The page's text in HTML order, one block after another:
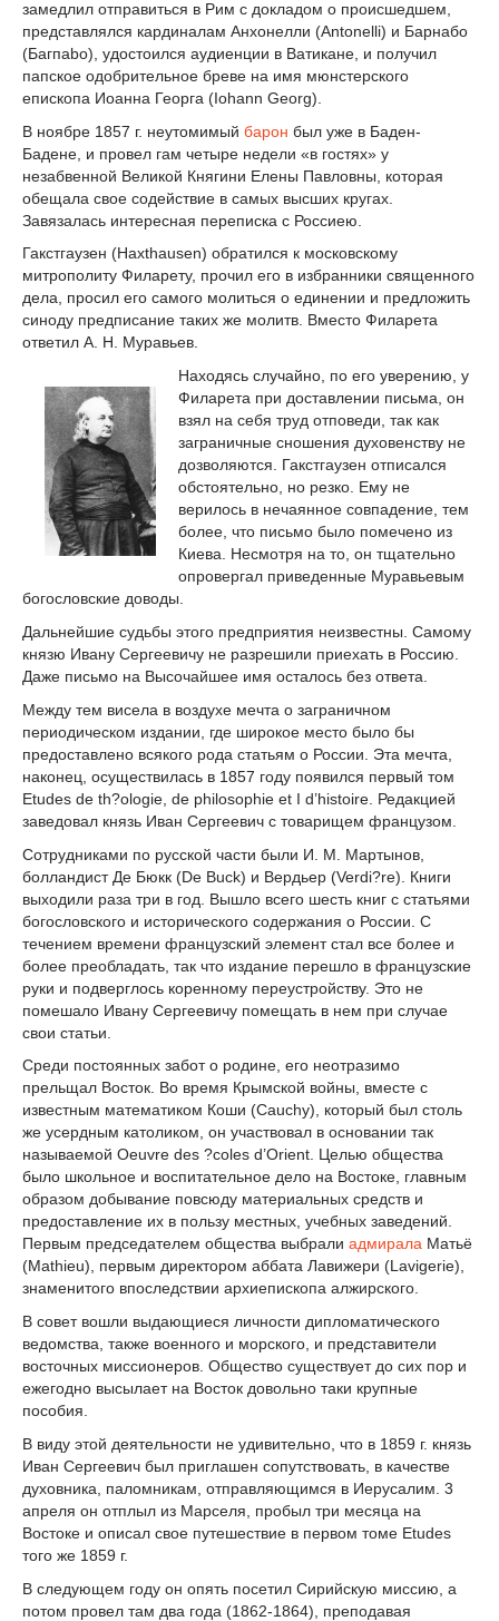
замедлил отправиться в Рим с докладом о происшедшем,
представлялся кардиналам Анхонелли (Antonelli) и Барнабо
(Багпаbо), удостоился аудиенции в Ватикане, и получил
папское одобрительное бреве на имя мюнстерского
епископа Иоанна Георга (Iohann Georg).
В ноябре 1857 г. неутомимый барон был уже в Баден-
Бадене, и провел гам четыре недели «в гостях» у
незабвенной Великой Княгини Елены Павловны, которая
обещала свое содействие в самых высших кругах.
Завязалась интересная переписка с Россиею.
Гакстгаузен (Haxthausen) обратился к московскому
митрополиту Филарету, прочил его в избранники священного
дела, просил его самого молиться о единении и предложить
синоду предписание таких же молитв. Вместо Филарета
ответил А. Н. Муравьев.
Находясь случайно, по его уверению, у
Филарета при доставлении письма, он
взял на себя труд отповеди, так как
заграничные сношения духовенству не
дозволяются. Гакстгаузен отписался
обстоятельно, но резко. Ему не
верилось в нечаянное совпадение, тем
более, что письмо было помечено из
Киева. Несмотря на то, он тщательно
опровергал приведенные Муравьевым
богословские доводы.
Дальнейшие судьбы этого предприятия неизвестны. Самому
князю Ивану Сергеевичу не разрешили приехать в Россию.
Даже письмо на Высочайшее имя осталось без ответа.
Между тем висела в воздухе мечта о заграничном
периодическом издании, где широкое место было бы
предоставлено всякого рода статьям о России. Эта мечта,
наконец, осуществилась в 1857 году появился первый том
Etudes de th?ologie, de philosophie et I d’histoire. Редакцией
заведовал князь Иван Сергеевич с товарищем французом.
Сотрудниками по русской части были И. М. Мартынов,
болландист Де Бюкк (De Buck) и Вердьер (Verdi?re). Книги
выходили раза три в год. Вышло всего шесть книг с статьями
богословского и исторического содержания о России. С
течением времени французский элемент стал все более и
более преобладать, так что издание перешло в французские
руки и подверглось коренному переустройству. Это не
помешало Ивану Сергеевичу помещать в нем при случае
свои статьи.
Среди постоянных забот о родине, его неотразимо
прельщал Восток. Во время Крымской войны, вместе с
известным математиком Коши (Cauchy), который был столь
же усердным католиком, он участвовал в основании так
называемой Oeuvre des ?coles d’Orient. Целью общества
было школьное и воспитательное дело на Востоке, главным
образом добывание повсюду материальных средств и
предоставление их в пользу местных, учебных заведений.
Первым председателем общества выбрали адмирала Матьё
(Mathieu), первым директором аббата Лавижери (Lavigerie),
знаменитого впоследствии архиепископа алжирского.
В совет вошли выдающиеся личности дипломатического
ведомства, также военного и морского, и представители
восточных миссионеров. Общество существует до сих пор и
ежегодно высылает на Восток довольно таки крупные
пособия.
В виду этой деятельности не удивительно, что в 1859 г. князь
Иван Сергеевич был приглашен сопутствовать, в качестве
духовника, паломникам, отправляющимся в Иерусалим. 3
апреля он отплыл из Марселя, пробыл три месяца на
Востоке и описал свое путешествие в первом томе Etudes
того же 1859 г.
В следующем году он опять посетил Сирийскую миссию, а
потом провел там два года (1862-1864), преподавая